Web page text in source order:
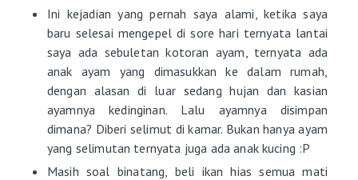
Ini kejadian yang pernah saya alami, ketika saya
baru selesai mengepel di sore hari ternyata lantai
saya ada sebuletan kotoran ayam, ternyata ada
anak ayam yang dimasukkan ke dalam rumah,
dengan alasan di luar sedang hujan dan kasian
ayamnya kedinginan. Lalu ayamnya disimpan
dimana? Diberi selimut di kamar. Bukan hanya ayam
yang selimutan ternyata juga ada anak kucing :P
Masih soal binatang, beli ikan hias semua mati